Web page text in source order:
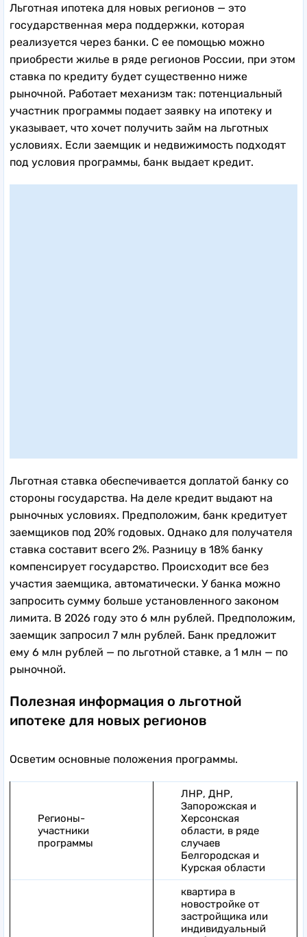
Льготная ипотека для новых регионов — это
государственная мера поддержки, которая
реализуется через банки. С ее помощью можно
приобрести жилье в ряде регионов России, при этом
ставка по кредиту будет существенно ниже
рыночной. Работает механизм так: потенциальный
участник программы подает заявку на ипотеку и
указывает, что хочет получить займ на льготных
условиях. Если заемщик и недвижимость подходят
под условия программы, банк выдает кредит.
Льготная ставка обеспечивается доплатой банку со
стороны государства. На деле кредит выдают на
рыночных условиях. Предположим, банк кредитует
заемщиков под 20% годовых. Однако для получателя
ставка составит всего 2%. Разницу в 18% банку
компенсирует государство. Происходит все без
участия заемщика, автоматически. У банка можно
запросить сумму больше установленного законом
лимита. В 2026 году это 6 млн рублей. Предположим,
заемщик запросил 7 млн рублей. Банк предложит
ему 6 млн рублей — по льготной ставке, а 1 млн — по
рыночной.
Полезная информация о льготной
ипотеке для новых регионов
Осветим основные положения программы.
Регионы-
участники
программы
ЛНР, ДНР,
Запорожская и
Херсонская
области, в ряде
случаев
Белгородская и
Курская области
квартира в
новостройке от
застройщика или
индивидуальный